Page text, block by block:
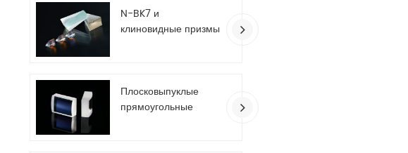
N-BK7 и
клиновидные призмы
Плосковыпуклые
прямоугольные